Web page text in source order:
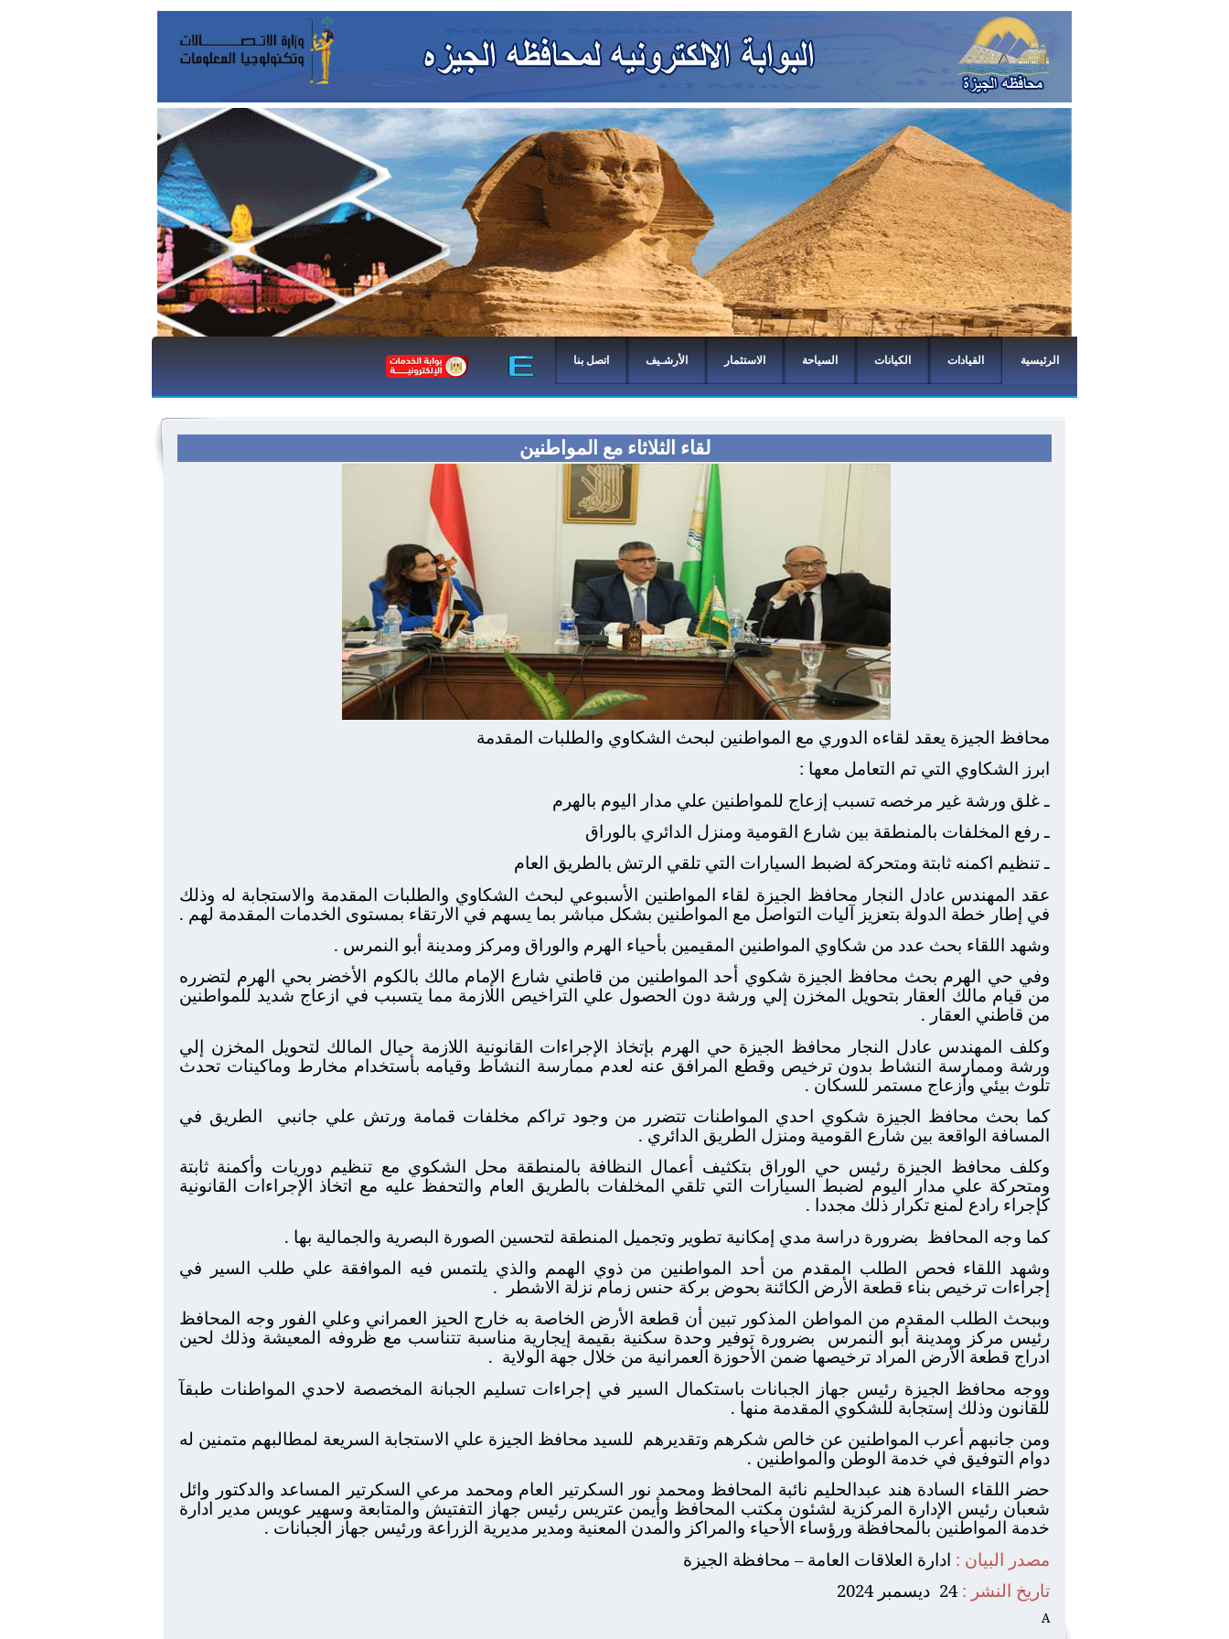
الرئيسية القيادات الكيانات السياحة الاستثمار الأرشـيف اتصل بنا
لقاء الثلاثاء مع المواطنين
محافظ الجيزة يعقد لقاءه الدوري مع المواطنين لبحث الشكاوي والطلبات المقدمة
ابرز الشكاوي التي تم التعامل معها :
ـ غلق ورشة غير مرخصه تسبب إزعاج للمواطنين علي مدار اليوم بالهرم
ـ رفع المخلفات بالمنطقة بين شارع القومية ومنزل الدائري بالوراق
ـ تنظيم اكمنه ثابتة ومتحركة لضبط السيارات التي تلقي الرتش بالطريق العام
عقد المهندس عادل النجار محافظ الجيزة لقاء المواطنين الأسبوعي لبحث الشكاوي والطلبات المقدمة والاستجابة له وذلك
في إطار خطة الدولة بتعزيز آليات التواصل مع المواطنين بشكل مباشر بما يسهم في الارتقاء بمستوى الخدمات المقدمة لهم .
وشهد اللقاء بحث عدد من شكاوي المواطنين المقيمين بأحياء الهرم والوراق ومركز ومدينة أبو النمرس .
وفي حي الهرم بحث محافظ الجيزة شكوي أحد المواطنين من قاطني شارع الإمام مالك بالكوم الأخضر بحي الهرم لتضرره
من قيام مالك العقار بتحويل المخزن إلي ورشة دون الحصول علي التراخيص اللازمة مما يتسبب في ازعاج شديد للمواطنين
من قاطني العقار .
وكلف المهندس عادل النجار محافظ الجيزة حي الهرم بإتخاذ الإجراءات القانونية اللازمة حيال المالك لتحويل المخزن إلي
ورشة وممارسة النشاط بدون ترخيص وقطع المرافق عنه لعدم ممارسة النشاط وقيامه بأستخدام مخارط وماكينات تحدث
تلوث بيئي وأزعاج مستمر للسكان .
كما بحث محافظ الجيزة شكوي احدي المواطنات تتضرر من وجود تراكم مخلفات قمامة ورتش علي جانبي
الطريق في
المسافة الواقعة بين شارع القومية ومنزل الطريق الدائري .
وكلف محافظ الجيزة رئيس حي الوراق بتكثيف أعمال النظافة بالمنطقة محل الشكوي مع تنظيم دوريات وأكمنة ثابتة
ومتحركة علي مدار اليوم لضبط السيارات التي تلقي المخلفات بالطريق العام والتحفظ عليه مع اتخاذ الإجراءات القانونية
كإجراء رادع لمنع تكرار ذلك مجددا .
كما وجه المحافظ بضرورة دراسة مدي إمكانية تطوير وتجميل المنطقة لتحسين الصورة البصرية والجمالية بها .
وشهد اللقاء فحص الطلب المقدم من أحد المواطنين من ذوي الهمم والذي يلتمس فيه الموافقة علي طلب السير في
إجراءات ترخيص بناء قطعة الأرض الكائنة بحوض بركة حنس زمام نزلة الاشطر
.
وببحث الطلب المقدم من المواطن المذكور تبين أن قطعة الأرض الخاصة به خارج الحيز العمراني وعلي الفور وجه المحافظ
رئيس مركز ومدينة أبو النمرس
بضرورة توفير وحدة سكنية بقيمة إيجارية مناسبة تتناسب مع ظروفه المعيشة وذلك لحين
ادراج قطعة الأرض المراد ترخيصها ضمن الأحوزة العمرانية من خلال جهة الولاية .
ووجه محافظ الجيزة رئيس جهاز الجبانات باستكمال السير في إجراءات تسليم الجبانة المخصصة لاحدي المواطنات طبقآ
للقانون وذلك إستجابة للشكوي المقدمة منها .
ومن جانبهم أعرب المواطنين عن خالص شكرهم وتقديرهم للسيد محافظ الجيزة علي الاستجابة السريعة لمطالبهم متمنين له
دوام التوفيق في خدمة الوطن والمواطنين .
حضر اللقاء السادة هند عبدالحليم نائبة المحافظ ومحمد نور السكرتير العام ومحمد مرعي السكرتير المساعد والدكتور وائل
شعبان رئيس الإدارة المركزية لشئون مكتب المحافظ وأيمن عتريس رئيس جهاز التفتيش والمتابعة وسهير عويس مدير ادارة
خدمة المواطنين بالمحافظة ورؤساء الأحياء والمراكز والمدن المعنية ومدير مديرية الزراعة ورئيس جهاز الجبانات .
مصدر البيان : ادارة العلاقات العامة – محافظة الجيزة
تاريخ النشر : 24 ديسمبر 2024
A